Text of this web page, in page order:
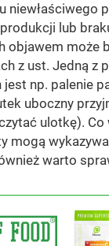
niewłaściwego
lub
objawem może
z ust. Jedną z
np. palenie
uboczny
ulotkę). Co
mogą
warto